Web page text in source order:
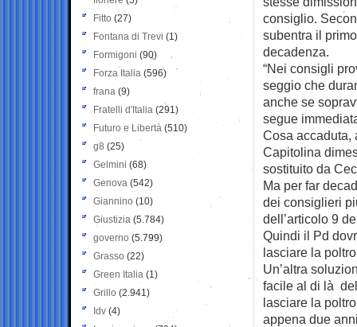
consiglio.
subentra il
decadenza.
“Nei consigli
seggio che
anche se
segue
Cosa accaduta,
Capitolina
sostituito da
Ma per far
dei consiglieri
dell’articolo 9
Quindi il Pd
lasciare la
Un’altra
facile al di là
lasciare la
appena due
Fitto (27)
Fontana di Trevi (1)
Formigoni (90)
Forza Italia (596)
frana (9)
Fratelli d'Italia (291)
Futuro e Libertà (510)
g8 (25)
Gelmini (68)
Genova (542)
Giannino (10)
Giustizia (5.784)
governo (5.799)
Grasso (22)
Green Italia (1)
Grillo (2.941)
Idv (4)